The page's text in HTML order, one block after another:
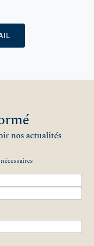
nos actualités